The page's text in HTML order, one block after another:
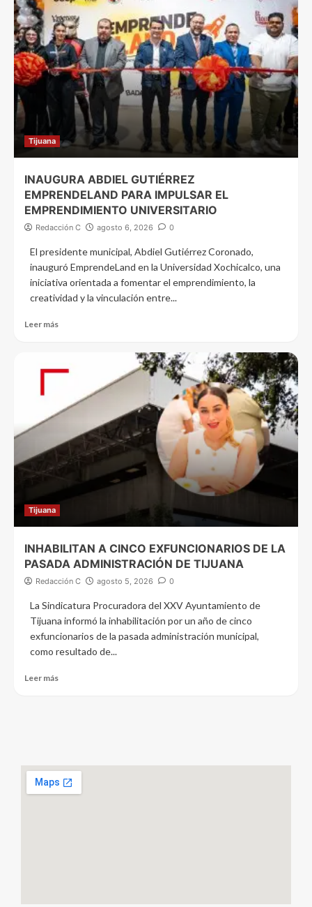
Tijuana
INAUGURA ABDIEL GUTIÉRREZ
EMPRENDELAND PARA IMPULSAR EL
EMPRENDIMIENTO UNIVERSITARIO
Redacción C agosto 6, 2026 0
El presidente municipal, Abdiel Gutiérrez Coronado,
inauguró EmprendeLand en la Universidad Xochicalco, una
iniciativa orientada a fomentar el emprendimiento, la
creatividad y la vinculación entre...
Leer más
Tijuana
INHABILITAN A CINCO EXFUNCIONARIOS DE LA
PASADA ADMINISTRACIÓN DE TIJUANA
Redacción C agosto 5, 2026 0
La Sindicatura Procuradora del XXV Ayuntamiento de
Tijuana informó la inhabilitación por un año de cinco
exfuncionarios de la pasada administración municipal,
como resultado de...
Leer más